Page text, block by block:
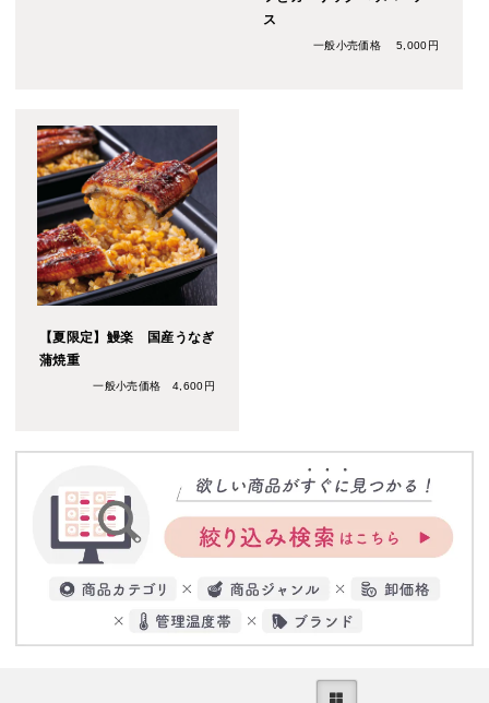
ス
一般小売価格 5,000円
【夏限定】鰻楽 国産うなぎ
蒲焼重
一般小売価格 4,600円